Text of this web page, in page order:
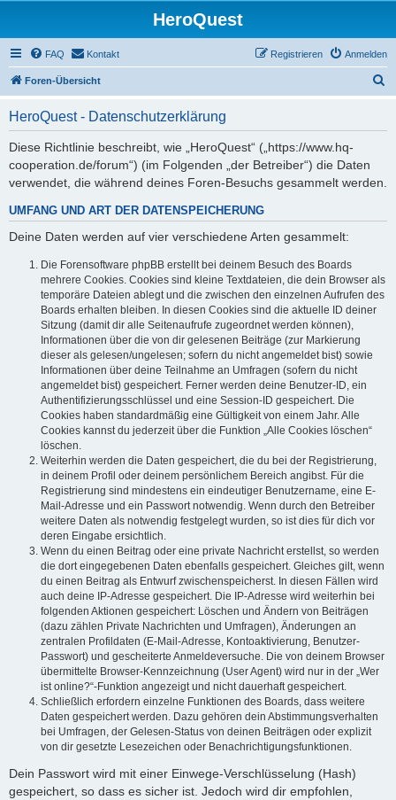
HeroQuest
FAQ Kontakt Anmelden
Registrieren
Foren-Übersicht
HeroQuest - Datenschutzerklärung
Diese Richtlinie beschreibt, wie „HeroQuest“ („https://www.hq-
cooperation.de/forum“) (im Folgenden „der Betreiber“) die Daten
verwendet, die während deines Foren-Besuchs gesammelt werden.
UMFANG UND ART DER DATENSPEICHERUNG
Deine Daten werden auf vier verschiedene Arten gesammelt:
Die Forensoftware phpBB erstellt bei deinem Besuch des Boards
mehrere Cookies. Cookies sind kleine Textdateien, die dein Browser als
temporäre Dateien ablegt und die zwischen den einzelnen Aufrufen des
Boards erhalten bleiben. In diesen Cookies sind die aktuelle ID deiner
Sitzung (damit dir alle Seitenaufrufe zugeordnet werden können),
Informationen über die von dir gelesenen Beiträge (zur Markierung
dieser als gelesen/ungelesen; sofern du nicht angemeldet bist) sowie
Informationen über deine Teilnahme an Umfragen (sofern du nicht
angemeldet bist) gespeichert. Ferner werden deine Benutzer-ID, ein
Authentifizierungsschlüssel und eine Session-ID gespeichert. Die
Cookies haben standardmäßig eine Gültigkeit von einem Jahr. Alle
Cookies kannst du jederzeit über die Funktion „Alle Cookies löschen“
löschen.
Weiterhin werden die Daten gespeichert, die du bei der Registrierung,
in deinem Profil oder deinem persönlichem Bereich angibst. Für die
Registrierung sind mindestens ein eindeutiger Benutzername, eine E-
Mail-Adresse und ein Passwort notwendig. Wenn durch den Betreiber
weitere Daten als notwendig festgelegt wurden, so ist dies für dich vor
deren Eingabe ersichtlich.
Wenn du einen Beitrag oder eine private Nachricht erstellst, so werden
die dort eingegebenen Daten ebenfalls gespeichert. Gleiches gilt, wenn
du einen Beitrag als Entwurf zwischenspeicherst. In diesen Fällen wird
auch deine IP-Adresse gespeichert. Die IP-Adresse wird weiterhin bei
folgenden Aktionen gespeichert: Löschen und Ändern von Beiträgen
(dazu zählen Private Nachrichten und Umfragen), Änderungen an
zentralen Profildaten (E-Mail-Adresse, Kontoaktivierung, Benutzer-
Passwort) und gescheiterte Anmeldeversuche. Die von deinem Browser
übermittelte Browser-Kennzeichnung (User Agent) wird nur in der „Wer
ist online?“-Funktion angezeigt und nicht dauerhaft gespeichert.
Schließlich erfordern einzelne Funktionen des Boards, dass weitere
Daten gespeichert werden. Dazu gehören dein Abstimmungsverhalten
bei Umfragen, der Gelesen-Status von deinen Beiträgen oder explizit
von dir gesetzte Lesezeichen oder Benachrichtigungsfunktionen.
Dein Passwort wird mit einer Einwege-Verschlüsselung (Hash)
gespeichert, so dass es sicher ist. Jedoch wird dir empfohlen,